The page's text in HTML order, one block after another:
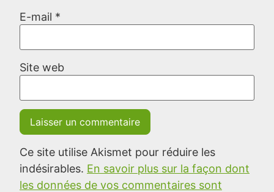
E-mail *
Site web
Ce site utilise Akismet pour réduire les
indésirables. En savoir plus sur la façon dont
les données de vos commentaires sont